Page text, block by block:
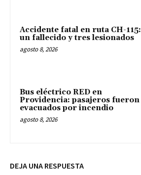
Accidente fatal en ruta CH-115:
un fallecido y tres lesionados
agosto 8, 2026
Bus eléctrico RED en
Providencia: pasajeros fueron
evacuados por incendio
agosto 8, 2026
DEJA UNA RESPUESTA